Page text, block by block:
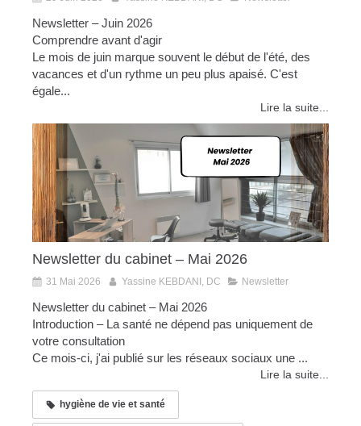
Newsletter – Juin 2026
Comprendre avant d'agir
Le mois de juin marque souvent le début de l'été, des
vacances et d'un rythme un peu plus apaisé. C'est
égale...
Lire la suite...
Newsletter du cabinet – Mai 2026
31 Mai 2026 Yassine KEBDANI, DC Newsletter
Newsletter du cabinet – Mai 2026
Introduction – La santé ne dépend pas uniquement de
votre consultation
Ce mois-ci, j'ai publié sur les réseaux sociaux une ...
Lire la suite...
hygiène de vie et santé